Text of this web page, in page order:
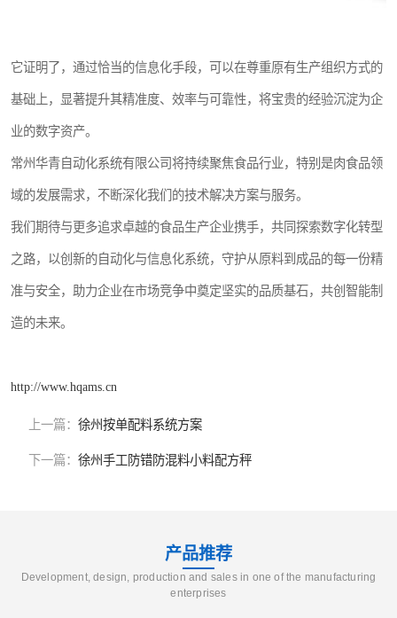
它证明了，通过恰当的信息化手段，可以在尊重原有生产组织方式的
基础上，显著提升其精准度、效率与可靠性，将宝贵的经验沉淀为企
业的数字资产。
常州华青自动化系统有限公司将持续聚焦食品行业，特别是肉食品领
域的发展需求，不断深化我们的技术解决方案与服务。
我们期待与更多追求卓越的食品生产企业携手，共同探索数字化转型
之路，以创新的自动化与信息化系统，守护从原料到成品的每一份精
准与安全，助力企业在市场竞争中奠定坚实的品质基石，共创智能制
造的未来。
http://www.hqams.cn
上一篇： 徐州按单配料系统方案
下一篇： 徐州手工防错防混料小料配方秤
产品推荐
Development, design, production and sales in one of the manufacturing
enterprises